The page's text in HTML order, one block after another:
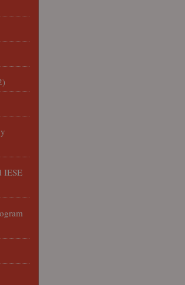
IESE